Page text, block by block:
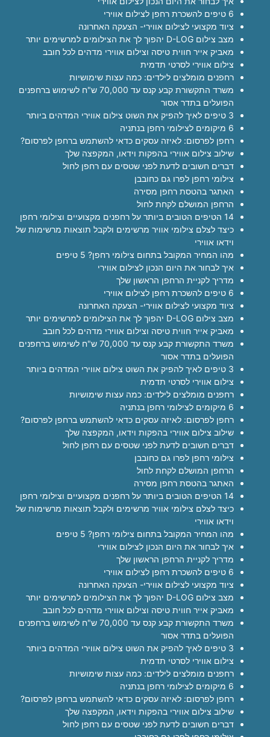
6 טיפים להשכרת רחפן לצילום אווירי
ציוד מקצועי לצילום אווירי- הצעקה האחרונה
מצב צילום D-LOG יהפוך לך את הצילומים למרשימים יותר
מאביק אייר חווית טיסה וצילום אווירי מדהים לכל חובב
צילום אווירי לסרטי תדמית
רחפנים מומלצים לילדים: כמה עצות שימושיות
משרד התקשורת קבע קנס עד 70,000 ש"ח לשימוש ברחפנים
הפועלים בתדר אסור
3 טיפים לאיך להפיק את השוט צילום אווירי המדהים ביותר
6 מיקומים לצילומי רחפן בנתניה
רחפן לפרסום: לאיזה עסקים כדאי להשתמש ברחפן לפרסום?
שילוב צילום אווירי בהפקות וידאו, המקפצה שלך
דברים חשובים לדעת לפני שטסים עם רחפן לחול
צילומי רחפן לפרו גם כחובבן
האתגר בהטסת רחפן מסירה
הרחפן המושלם לקחת לחול
14 הטיפים הטובים ביותר על רחפנים מקצועיים וצילומי רחפן
כיצד לצלם צילומי אוויר מרשימים ולקבל תוצאות מרשימות של
וידאו אווירי
מהו המחיר המקובל בתחום צילומי רחפן? 5 טיפים
איך לבחור את היום הנכון לצילום אווירי
מדריך לקניית הרחפן הראשון שלך
6 טיפים להשכרת רחפן לצילום אווירי
ציוד מקצועי לצילום אווירי- הצעקה האחרונה
מצב צילום D-LOG יהפוך לך את הצילומים למרשימים יותר
מאביק אייר חווית טיסה וצילום אווירי מדהים לכל חובב
משרד התקשורת קבע קנס עד 70,000 ש"ח לשימוש ברחפנים
הפועלים בתדר אסור
3 טיפים לאיך להפיק את השוט צילום אווירי המדהים ביותר
צילום אווירי לסרטי תדמית
רחפנים מומלצים לילדים: כמה עצות שימושיות
6 מיקומים לצילומי רחפן בנתניה
רחפן לפרסום: לאיזה עסקים כדאי להשתמש ברחפן לפרסום?
שילוב צילום אווירי בהפקות וידאו, המקפצה שלך
דברים חשובים לדעת לפני שטסים עם רחפן לחול
צילומי רחפן לפרו גם כחובבן
הרחפן המושלם לקחת לחול
האתגר בהטסת רחפן מסירה
14 הטיפים הטובים ביותר על רחפנים מקצועיים וצילומי רחפן
כיצד לצלם צילומי אוויר מרשימים ולקבל תוצאות מרשימות של
וידאו אווירי
מהו המחיר המקובל בתחום צילומי רחפן? 5 טיפים
איך לבחור את היום הנכון לצילום אווירי
מדריך לקניית הרחפן הראשון שלך
6 טיפים להשכרת רחפן לצילום אווירי
ציוד מקצועי לצילום אווירי- הצעקה האחרונה
מצב צילום D-LOG יהפוך לך את הצילומים למרשימים יותר
מאביק אייר חווית טיסה וצילום אווירי מדהים לכל חובב
משרד התקשורת קבע קנס עד 70,000 ש"ח לשימוש ברחפנים
הפועלים בתדר אסור
3 טיפים לאיך להפיק את השוט צילום אווירי המדהים ביותר
צילום אווירי לסרטי תדמית
רחפנים מומלצים לילדים: כמה עצות שימושיות
6 מיקומים לצילומי רחפן בנתניה
רחפן לפרסום: לאיזה עסקים כדאי להשתמש ברחפן לפרסום?
שילוב צילום אווירי בהפקות וידאו, המקפצה שלך
דברים חשובים לדעת לפני שטסים עם רחפן לחול